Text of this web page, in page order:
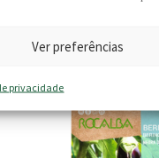
Ver preferências
privacidade